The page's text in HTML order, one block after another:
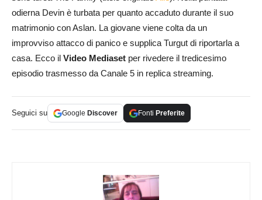
odierna Devin è turbata per quanto accaduto durante il suo
matrimonio con Aslan. La giovane viene colta da un
improvviso attacco di panico e supplica Turgut di riportarla a
casa. Ecco il Video Mediaset per rivedere il tredicesimo
episodio trasmesso da Canale 5 in replica streaming.
Seguici su Google Discover Fonti Preferite